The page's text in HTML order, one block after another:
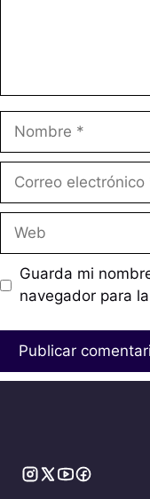
Nombre
Correo
Web
Guarda mi
navegador para